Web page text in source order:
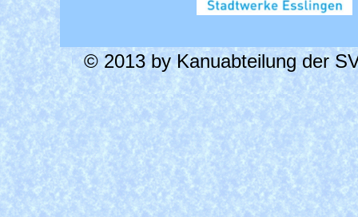
© 2013 by Kanuabteilung der